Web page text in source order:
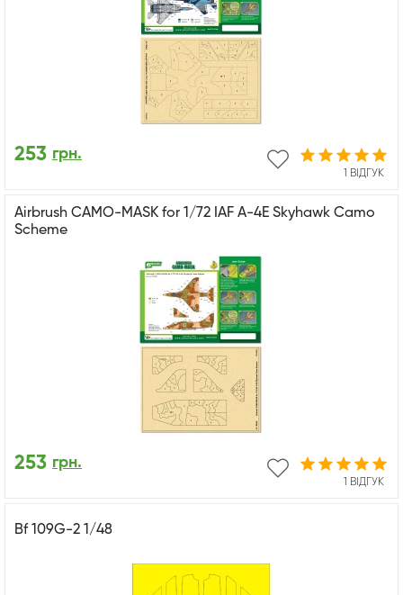
1 ВІДГУК
253 грн.
Airbrush CAMO-MASK for 1/72 IAF A-4E Skyhawk Camo
Scheme
1 ВІДГУК
253 грн.
Bf 109G-2 1/48